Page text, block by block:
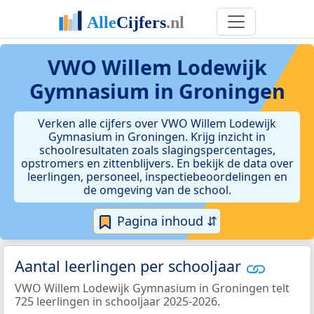
VWO Willem Lodewijk
Gymnasium in Groningen
Verken alle cijfers over VWO Willem Lodewijk
Gymnasium in Groningen. Krijg inzicht in
schoolresultaten zoals slagingspercentages,
opstromers en zittenblijvers. En bekijk de data over
leerlingen, personeel, inspectiebeoordelingen en
de omgeving van de school.
Pagina inhoud ⇵
Aantal leerlingen per schooljaar
VWO Willem Lodewijk Gymnasium in Groningen telt
725 leerlingen in schooljaar 2025-2026.